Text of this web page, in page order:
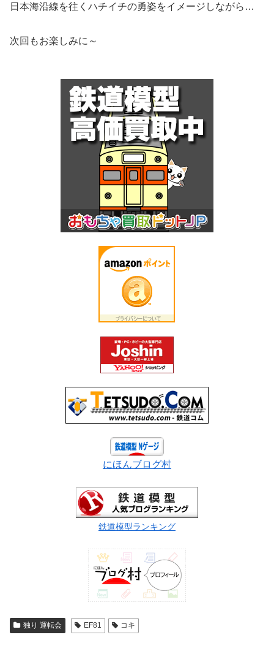
日本海沿線を往くハチイチの勇姿をイメージしながら…
次回もお楽しみに～
にほんブログ村
鉄道模型ランキング
独り 運転会 EF81 コキ